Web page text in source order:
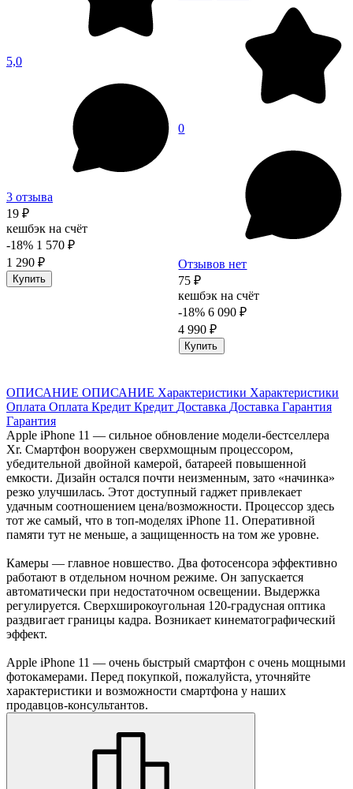
5,0
3 отзыва
19 ₽
кешбэк на счёт
-18% 1 570 ₽
1 290 ₽
Купить
0
Отзывов нет
75 ₽
кешбэк на счёт
-18% 6 090 ₽
4 990 ₽
Купить
ОПИСАНИЕ ОПИСАНИЕ Характеристики Характеристики
Оплата Оплата Кредит Кредит Доставка Доставка Гарантия
Гарантия
Apple iPhone 11 — сильное обновление модели-бестселлера
Xr. Смартфон вооружен сверхмощным процессором,
убедительной двойной камерой, батареей повышенной
емкости. Дизайн остался почти неизменным, зато «начинка»
резко улучшилась. Этот доступный гаджет привлекает
удачным соотношением цена/возможности. Процессор здесь
тот же самый, что в топ-моделях iPhone 11. Оперативной
памяти тут не меньше, а защищенность на том же уровне.
Камеры — главное новшество. Два фотосенсора эффективно
работают в отдельном ночном режиме. Он запускается
автоматически при недостаточном освещении. Выдержка
регулируется. Сверхширокоугольная 120-градусная оптика
раздвигает границы кадра. Возникает кинематографический
эффект.
Apple iPhone 11 — очень быстрый смартфон с очень мощными
фотокамерами. Перед покупкой, пожалуйста, уточняйте
характеристики и возможности смартфона у наших
продавцов-консультантов.